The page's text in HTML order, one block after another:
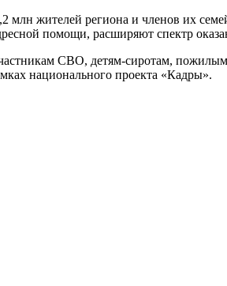
жителей региона и членов их
помощи, расширяют спектр
СВО, детям-сиротам,
национального проекта «Кадры».